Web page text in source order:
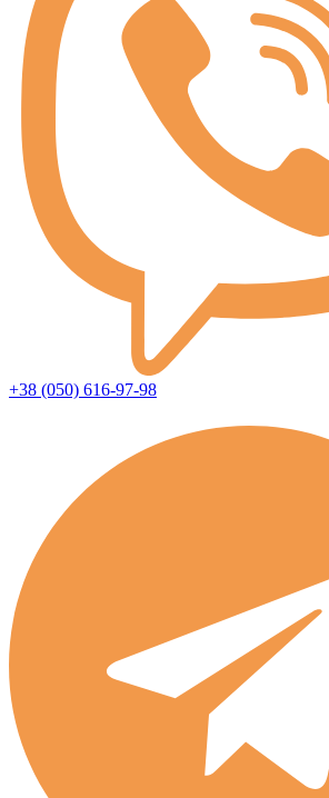
+38 (050) 616-97-98